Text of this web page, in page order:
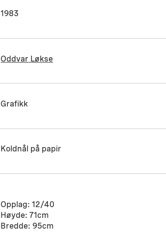
1983
Oddvar Løkse
Grafikk
Koldnål på papir
Opplag: 12/40
Høyde: 71cm
Bredde: 95cm